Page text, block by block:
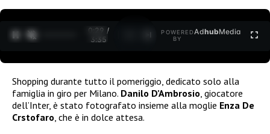
0:30 /
3:35
POWERED
BY
AdhubMedia
Shopping durante tutto il pomeriggio, dedicato solo alla
famiglia in giro per Milano. Danilo D’Ambrosio , giocatore
dell’Inter, è stato fotografato insieme alla moglie Enza De
Crstofaro , che è in dolce attesa.